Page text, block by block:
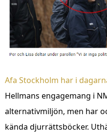
Afa Stockholm har i
Hellmans engagemang i
alternativmiljön, men har
kända djurrättsböcker.